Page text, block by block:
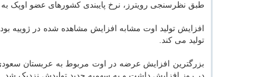
طبق نظرسنجی رویترز، نرخ پایبندی کشورهای عضو اوپک به توافق کاهش تولید در اوت ۹۹ درصد
افزایش تولید اوت مشابه افزایش مشاهده شده در ژوییه
تولید می کند.